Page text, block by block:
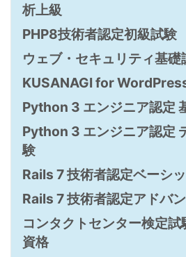
析上級
PHP8技術者認定初級試験
ウェブ・セキュリティ基礎
KUSANAGI for
Python 3 エンジニア認定
Python 3 エンジニア認定
験
Rails 7 技術者認定ベーシ
Rails 7 技術者認定アドバ
コンタクトセンター検定試
資格